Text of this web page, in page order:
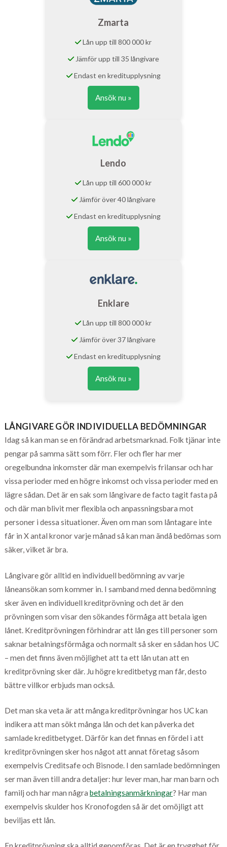
Zmarta
Lån upp till 800 000 kr
Jämför upp till 35 långivare
Endast en kreditupplysning
Ansök nu »
Lendo
Lån upp till 600 000 kr
Jämför över 40 långivare
Endast en kreditupplysning
Ansök nu »
Enklare
Lån upp till 800 000 kr
Jämför över 37 långivare
Endast en kreditupplysning
Ansök nu »
LÅNGIVARE GÖR INDIVIDUELLA BEDÖMNINGAR
Idag så kan man se en förändrad arbetsmarknad. Folk tjänar inte
pengar på samma sätt som förr. Fler och fler har mer
oregelbundna inkomster där man exempelvis frilansar och har
vissa perioder med en högre inkomst och vissa perioder med en
lägre sådan. Det är en sak som långivare de facto tagit fasta på
och där man blivit mer flexibla och anpassningsbara mot
personer i dessa situationer. Även om man som låntagare inte
får in X antal kronor varje månad så kan man ändå bedömas som
säker, vilket är bra.
Långivare gör alltid en individuell bedömning av varje
låneansökan som kommer in. I samband med denna bedömning
sker även en individuell kreditprövning och det är den
prövningen som visar den sökandes förmåga att betala igen
lånet. Kreditprövningen förhindrar att lån ges till personer som
saknar betalningsförmåga och normalt så sker en sådan hos UC
– men det finns även möjlighet att ta ett lån utan att en
kreditprövning sker där. Ju högre kreditbetyg man får, desto
bättre villkor erbjuds man också.
Det man ska veta är att många kreditprövningar hos UC kan
indikera att man sökt många lån och det kan påverka det
samlade kreditbetyget. Därför kan det finnas en fördel i att
kreditprövningen sker hos något att annat företag såsom
exempelvis Creditsafe och Bisnode. I den samlade bedömningen
ser man även till andra detaljer: hur lever man, har man barn och
familj och har man några betalningsanmärkningar? Har man
exempelvis skulder hos Kronofogden så är det omöjligt att
beviljas ett lån.